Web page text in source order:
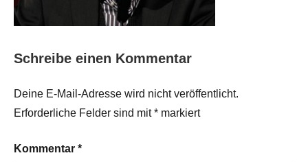
Schreibe einen Kommentar
Deine E-Mail-Adresse wird nicht veröffentlicht.
Erforderliche Felder sind mit* markiert
Kommentar *